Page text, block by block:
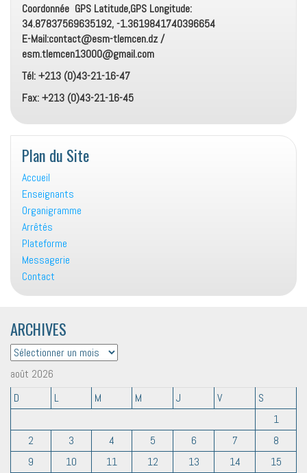
Coordonnée GPS Latitude,GPS Longitude:
34.87837569635192, -1.3619841740396654
E-Mail:contact@esm-tlemcen.dz /
esm.tlemcen13000@gmail.com
Tél: +213 (0)43-21-16-47
Fax: +213 (0)43-21-16-45
Plan du Site
Accueil
Enseignants
Organigramme
Arrêtés
Plateforme
Messagerie
Contact
ARCHIVES
ARCHIVES
août 2026
D
L M M J V
S
1
2
3 4 5 6 7
8
9
10 11 12 13 14 15